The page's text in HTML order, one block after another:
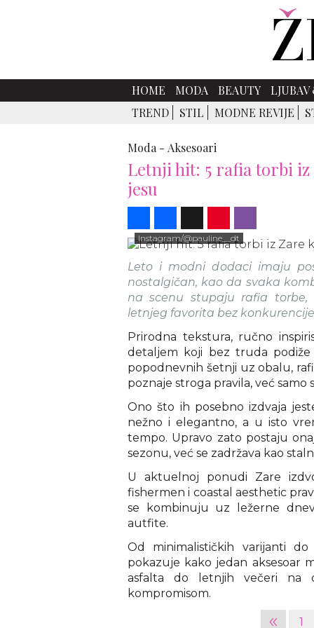
HOME MODA BEAUTY
TREND
STIL MODNE REVIJE
Moda - Aksesoari
Letnji hit: 5 rafia torbi iz
jesu
Instagram/@pauline__dt
Leto i modni dodaci imaju
nostalgičan, kao da svaka
na scenu stupaju rafia torbe,
letnjeg favorita bez
Prirodna tekstura, ručno
detaljem koji bez truda
popodnevnih šetnji uz obalu,
poznaje stroga pravila, već samo
Ono što ih posebno izdvaja
nežno i elegantno, a u isto
tempo. Upravo zato postaju
sezonu, već se zadržava kao
U aktuelnoj ponudi Zare
fishermen i coastal aesthetic
se kombinuju uz ležerne
autfite.
Od minimalističkih varijanti
pokazuje kako jedan aksesoar
asfalta do letnjih večeri na
kompromisom.
« 1